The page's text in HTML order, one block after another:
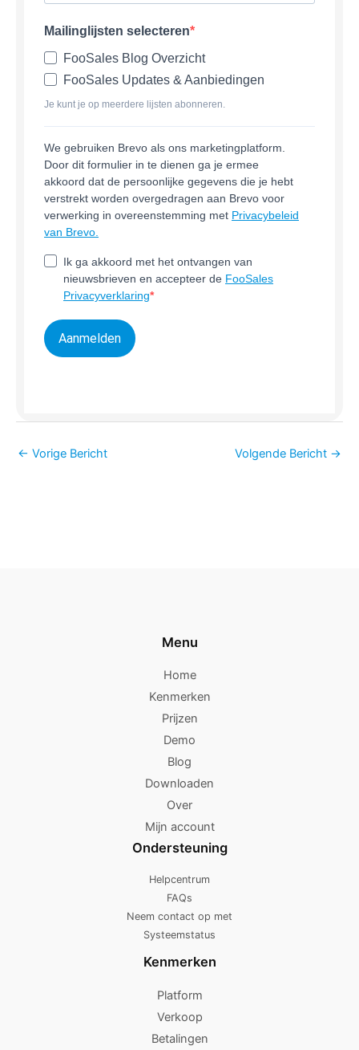
Mailinglijsten selecteren
FooSales Blog Overzicht
FooSales Updates & Aanbiedingen
Je kunt je op meerdere lijsten abonneren.
We gebruiken Brevo als ons marketingplatform.
Door dit formulier in te dienen ga je ermee
akkoord dat de persoonlijke gegevens die je hebt
verstrekt worden overgedragen aan Brevo voor
verwerking in overeenstemming met Privacybeleid
van Brevo.
Ik ga akkoord met het ontvangen van
nieuwsbrieven en accepteer de FooSales
Privacyverklaring
Aanmelden
← Vorige Bericht Volgende Bericht →
Menu
Home
Kenmerken
Prijzen
Demo
Blog
Downloaden
Over
Mijn account
Ondersteuning
Helpcentrum
FAQs
Neem contact op met
Systeemstatus
Kenmerken
Platform
Verkoop
Betalingen